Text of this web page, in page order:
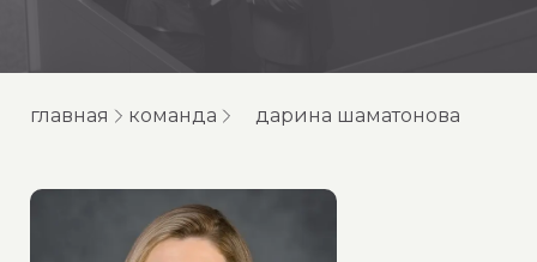
главная команда дарина шаматонова